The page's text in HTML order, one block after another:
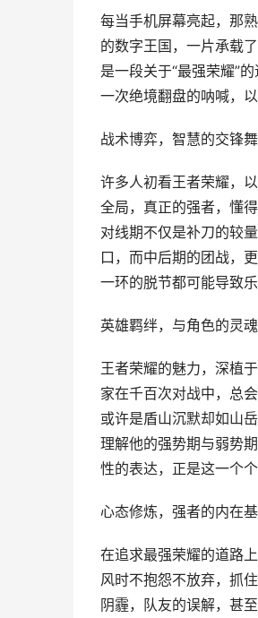
每当手机屏幕亮起，那
的数字王国，一片承载
是一段关于“最强荣耀”
一次绝境翻盘的呐喊，
战术博弈，智慧的交锋
许多人初看王者荣耀，
全局，真正的强者，懂
对线期不仅是补刀的较
口，而中后期的团战，
一环的脱节都可能导致
英雄羁绊，与角色的灵
王者荣耀的魅力，深植
家在千百次对战中，总
或许是盾山沉默却如山
理解他的强势期与弱势
性的表达，正是这一个
心态修炼，强者的内在
在追求最强荣耀的道路
风时不抱怨不放弃，抓
阴霾，队友的误解，甚